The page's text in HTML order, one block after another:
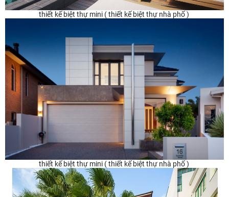
thiết kế biệt thự mini ( thiết kế biệt thự nhà phố )
thiết kế biệt thự mini ( thiết kế biệt thự nhà phố )